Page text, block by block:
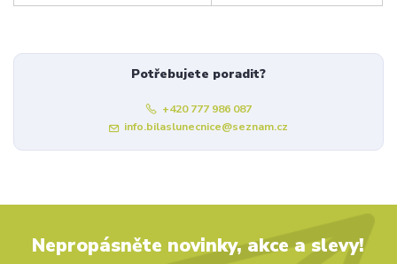
Potřebujete poradit?
+420 777 986 087
info.bilaslunecnice@seznam.cz
Nepropásněte novinky, akce a slevy!